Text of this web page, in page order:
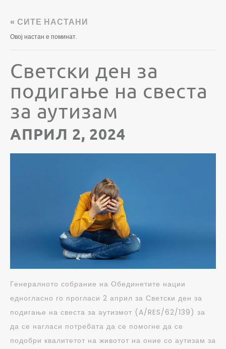
« СИТЕ НАСТАНИ
Овој настан е поминат.
Светски ден за
подигање на свеста
за аутизам
АПРИЛ 2, 2024
Генералното собрание на Обединетите нации
едногласно го прогласи 2 април за Светски ден за
подигање на свеста за аутизмот (A/RES/62/139) за
да се нагласи потребата да се помогне да се
подобри квалитетот на животот на оние со аутизам за